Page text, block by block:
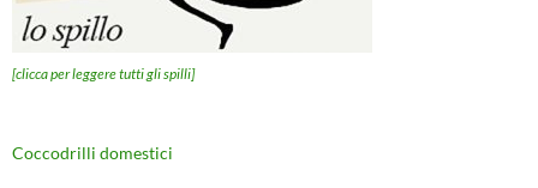
[clicca per leggere tutti gli spilli]
Coccodrilli domestici